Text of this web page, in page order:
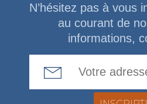
N’hésitez pas à vous
au courant de
informations,